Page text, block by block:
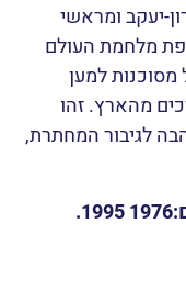
יעקב ומראשי
מלחמת העולם
מסוכנות למען
מהארץ. זהו
לגיבור המחתרת,